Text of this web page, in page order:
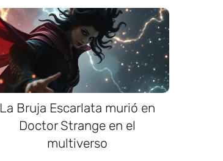
La Bruja Escarlata murió en
Doctor Strange en el
multiverso